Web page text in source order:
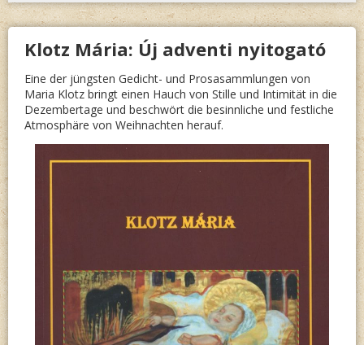
Klotz Mária: Új adventi nyitogató
Eine der jüngsten Gedicht- und Prosasammlungen von
Maria Klotz bringt einen Hauch von Stille und Intimität in die
Dezembertage und beschwört die besinnliche und festliche
Atmosphäre von Weihnachten herauf.